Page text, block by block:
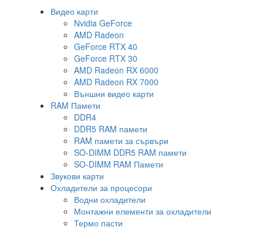
Видео карти
Nvidia GeForce
AMD Radeon
GeForce RTX 40
GeForce RTX 30
AMD Radeon RX 6000
AMD Radeon RX 7000
Външни видео карти
RAM Памети
DDR4
DDR5 RAM памети
RAM памети за сървъри
SO-DIMM DDR5 RAM памети
SO-DIMM RAM Памети
Звукови карти
Охладители за процесори
Водни охладители
Монтажни елементи за охладители
Термо пасти